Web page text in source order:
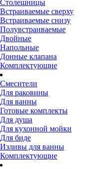
Столешницы
Встраиваемые сверху
Встраиваемые снизу
Полувстраиваемые
Двойные
Напольные
Донные клапана
Комплектующие
Смесители
Для раковины
Для ванны
Готовые комплекты
Для душа
Для кухонной мойки
Для биде
Изливы для ванны
Комплектующие